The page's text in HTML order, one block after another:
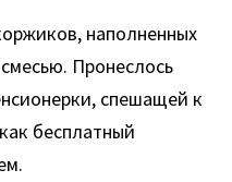
наполненных
Пронеслось
спешащей к
бесплатный